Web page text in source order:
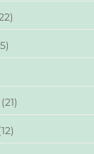
(21)